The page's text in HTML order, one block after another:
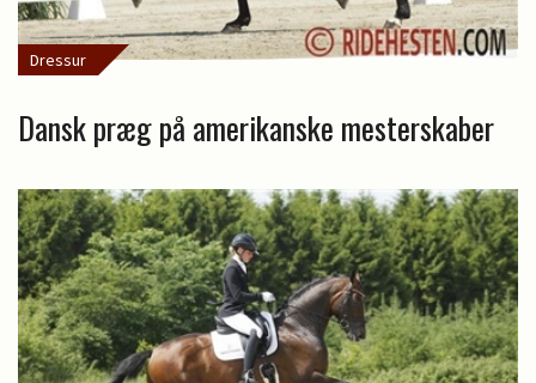
Dressur
Dansk præg på amerikanske mesterskaber